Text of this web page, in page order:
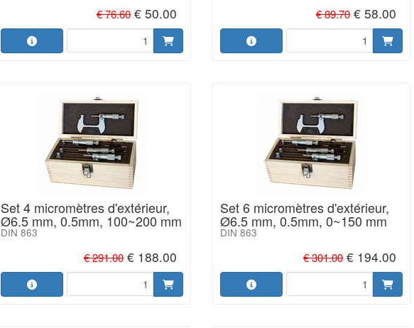
€ 76.60 € 50.00 € 89.70 € 58.00
Set 4 micromètres d'extérieur,
Ø6.5 mm, 0.5mm, 100~200 mm
DIN 863
€ 291.00 € 188.00
Set 6 micromètres d'extérieur,
Ø6.5 mm, 0.5mm, 0~150 mm
DIN 863
€ 301.00 € 194.00